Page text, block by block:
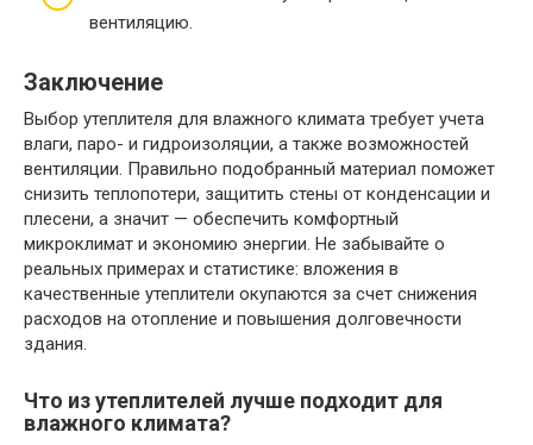
вентиляцию.
Заключение
Выбор утеплителя для влажного климата требует учета
влаги, паро- и гидроизоляции, а также возможностей
вентиляции. Правильно подобранный материал поможет
снизить теплопотери, защитить стены от конденсации и
плесени, а значит — обеспечить комфортный
микроклимат и экономию энергии. Не забывайте о
реальных примерах и статистике: вложения в
качественные утеплители окупаются за счет снижения
расходов на отопление и повышения долговечности
здания.
Что из утеплителей лучше подходит для
влажного климата?